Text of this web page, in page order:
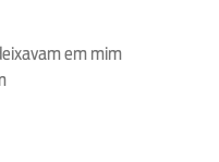
em mim